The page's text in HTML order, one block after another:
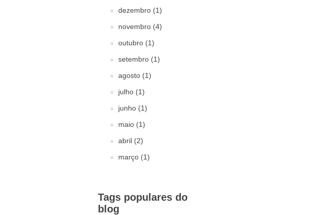
dezembro (1)
novembro (4)
outubro (1)
setembro (1)
agosto (1)
julho (1)
junho (1)
maio (1)
abril (2)
março (1)
Tags populares do
blog